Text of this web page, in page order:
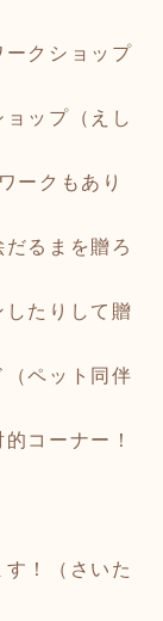
ークショップ
ップ（えし
ークもあり
るまを贈ろ
したりして贈
ペット同伴
コーナー！
！（さいた